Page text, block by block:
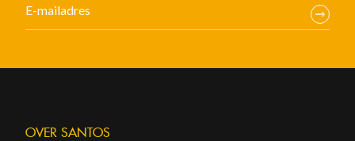
OVER SANTOS